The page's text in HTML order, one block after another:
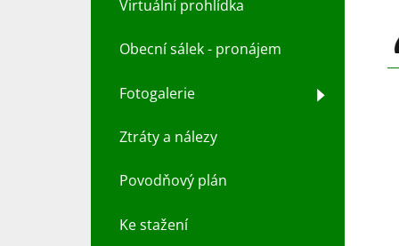
Virtuální prohlídka
Obecní sálek - pronájem
Fotogalerie
Ztráty a nálezy
Povodňový plán
Ke stažení